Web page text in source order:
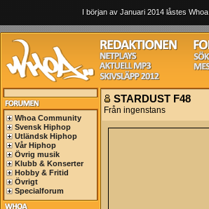
I början av Januari 2014 låstes
Whoa Community
Svensk Hiphop
Utländsk Hiphop
Vår Hiphop
Övrig musik
Klubb & Konserter
Hobby & Fritid
Övrigt
Specialforum
STARDUST F48
Från ingenstans